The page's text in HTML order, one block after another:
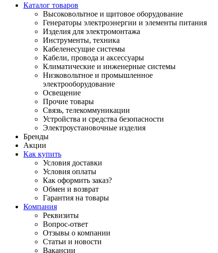
Каталог товаров
Высоковольтное и щитовое оборудование
Генераторы электроэнергии и элементы питания
Изделия для электромонтажа
Инструменты, техника
Кабеленесущие системы
Кабели, провода и аксессуары
Климатические и инженерные системы
Низковольтное и промышленное
электрооборудование
Освещение
Прочие товары
Связь, телекоммуникации
Устройства и средства безопасности
Электроустановочные изделия
Бренды
Акции
Как купить
Условия доставки
Условия оплаты
Как оформить заказ?
Обмен и возврат
Гарантия на товары
Компания
Реквизиты
Вопрос-ответ
Отзывы о компании
Статьи и новости
Вакансии